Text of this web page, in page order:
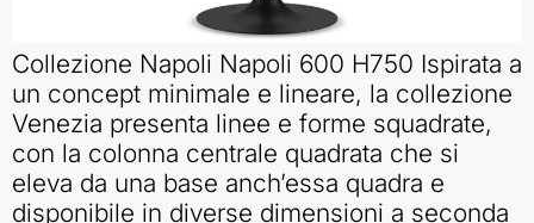
Collezione Napoli Napoli 600 H750 Ispirata a
un concept minimale e lineare, la collezione
Venezia presenta linee e forme squadrate,
con la colonna centrale quadrata che si
eleva da una base anch’essa quadra e
disponibile in diverse dimensioni a seconda